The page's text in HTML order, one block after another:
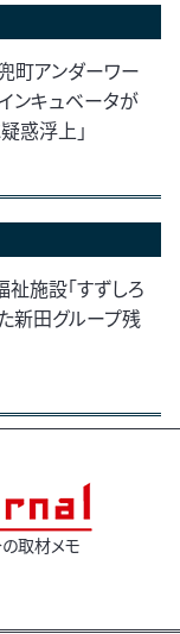
町アンダーワー
インキュベータが
惑浮上」
施設「すずしろ
新田グループ残
取材メモ